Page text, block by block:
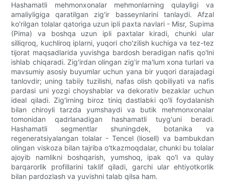
Hashamatli mehmonxonalar mehmonlarning qulayligi va
amaliyligiga qaratilgan zig'ir basseynlarini tanlaydi. Afzal
ko'rilgan tolalar qatoriga uzun ipli paxta navlari - Misr, Supima
(Pima) va boshqa uzun ipli paxtalar kiradi, chunki ular
silliqroq, kuchliroq iplarni, yuqori cho'zilish kuchiga va tez-tez
tijorat maqsadlarida yuvishga bardosh beradigan nafis qo'lni
ishlab chiqaradi. Zig'irdan olingan zig'ir ma'lum xona turlari va
mavsumiy asosiy buyumlar uchun yana bir yuqori darajadagi
tanlovdir; uning tabiiy tuzilishi, nafas olish qobiliyati va nafis
pardasi uni yozgi choyshablar va dekorativ bezaklar uchun
ideal qiladi. Zig'irning biroz tiniq dastlabki qo'li foydalanish
bilan chiroyli tarzda yumshaydi va butik mehmonxonalar
tomonidan qadrlanadigan hashamatli tuyg'uni beradi.
Hashamatli segmentlar shuningdek, botanika va
regeneratsiyalangan tolalar - Tencel (liosell) va bambukdan
olingan viskoza bilan tajriba o'tkazmoqdalar, chunki bu tolalar
ajoyib namlikni boshqarish, yumshoq, ipak qo'l va qulay
barqarorlik profillarini taklif qiladi, garchi ular ehtiyotkorlik
bilan pardozlash va yuvishni talab qilsa ham.